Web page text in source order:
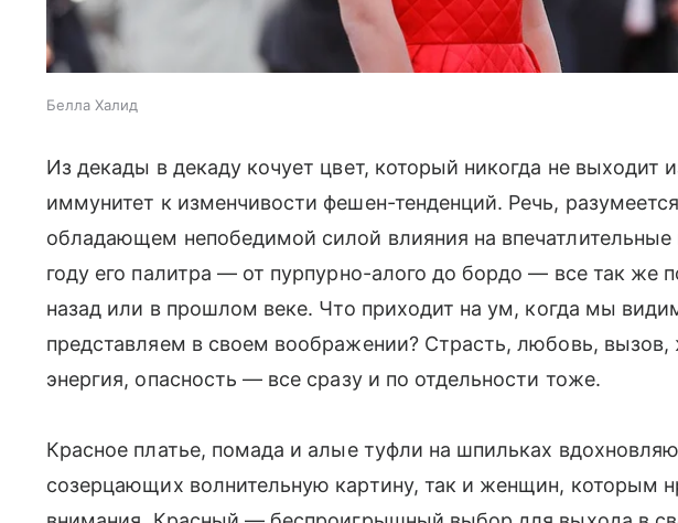
Белла Халид
Из декады в декаду кочует цвет, который никогда не выходит
иммунитет к изменчивости фешен-тенденций. Речь,
обладающем непобедимой силой влияния на
году его палитра — от пурпурно-алого до бордо — все так же
назад или в прошлом веке. Что приходит на ум, когда мы
представляем в своем воображении? Страсть, любовь, вызов,
энергия, опасность — все сразу и по отдельности тоже.
Красное платье, помада и алые туфли на шпильках
созерцающих волнительную картину, так и женщин, которым